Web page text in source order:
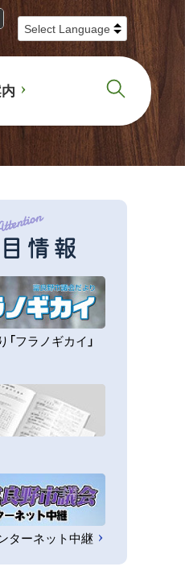
情報
「フラノギカイ」
ターネット中継